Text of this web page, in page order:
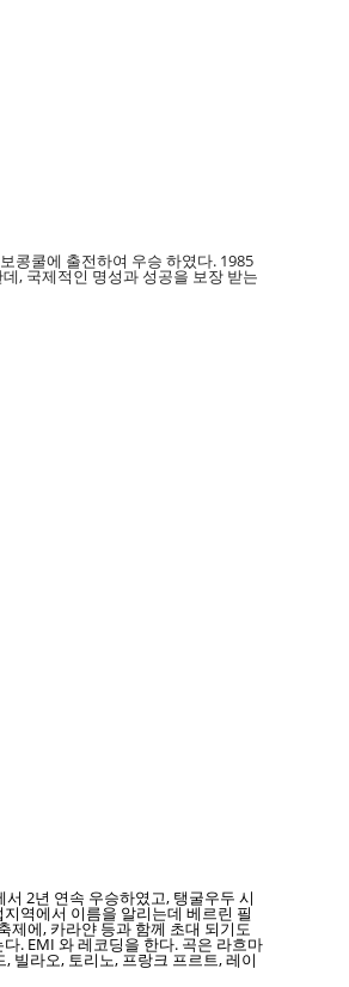
콩쿨에 출전하여 우승 하였다. 1985
, 국제적인 명성과 성공을 보장 받는
2년 연속 우승하였고, 탱굴우두 시
역에서 이름을 알리는데 베르린 필
제에, 카라얀 등과 함께 초대 되기도
. EMI 와 레코딩을 한다. 곡은 라흐마
빌라오, 토리노, 프랑크 프르트, 레이